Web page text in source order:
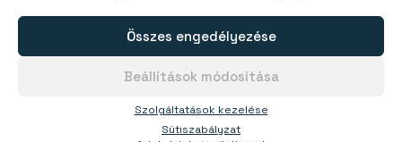
Szolgáltatások kezelése
Összes engedélyezése
Beállítások módosítása
Sütiszabályzat
Ár 1 db-tól: